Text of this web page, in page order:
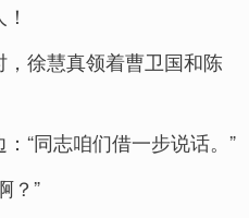
徐慧真领着曹卫国和陈
“同志咱们借一步说话。”
？”